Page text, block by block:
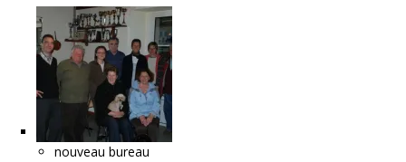
nouveau bureau